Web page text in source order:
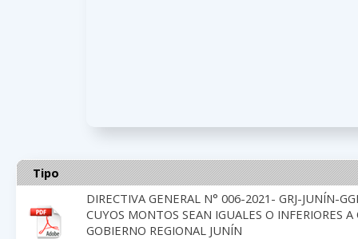
Tipo
DIRECTIVA GENERAL N° 006-2021- GRJ-JUNÍN-
CUYOS MONTOS SEAN IGUALES O INFERIORES
GOBIERNO REGIONAL JUNÍN